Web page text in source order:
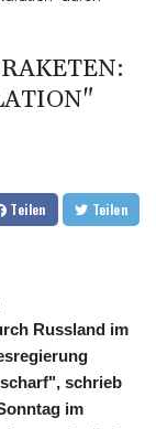
Teilen Teilen
Russland im
schrieb
im